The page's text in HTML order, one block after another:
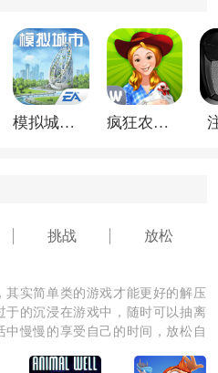
更加趣味和具有挑战性。
高分数。
模拟城市我是巿长联机版 疯狂农场3美国派19
挑战 放松
实简单类的游戏才能更好的解压
的沉浸在游戏中，随时可以抽离
慢慢的享受自己的时间，放松自